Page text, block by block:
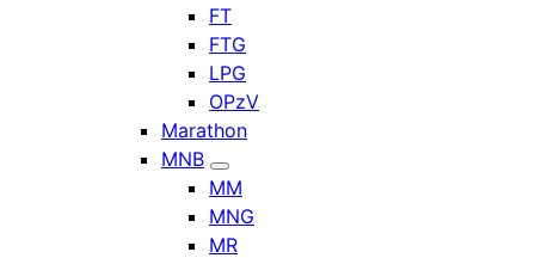
FT
FTG
LPG
OPzV
Marathon
MNB
MM
MNG
MR